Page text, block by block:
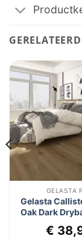
GELASTA
Gelasta
Oak Dark
€